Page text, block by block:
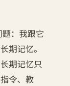
：我跟它
期记忆。
期记忆只
令、教